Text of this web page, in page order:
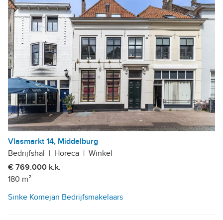
Vlasmarkt 14, Middelburg
Bedrijfshal | Horeca | Winkel
€ 769.000 k.k.
180 m²
Sinke Komejan Bedrijfsmakelaars